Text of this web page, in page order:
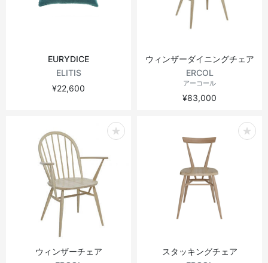
EURYDICE
ELITIS
¥22,600
ウィンザーダイニングチェア
ERCOL
アーコール
¥83,000
ウィンザーチェア
スタッキングチェア